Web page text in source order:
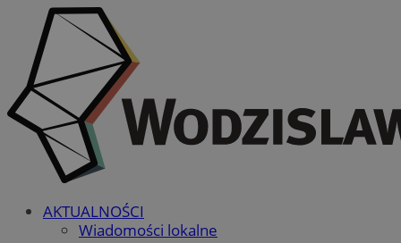
AKTUALNOŚCI
Wiadomości lokalne